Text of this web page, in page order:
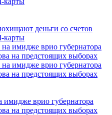
деньги со счетов
карты
имидже врио губернатора
на предстоящих выборах